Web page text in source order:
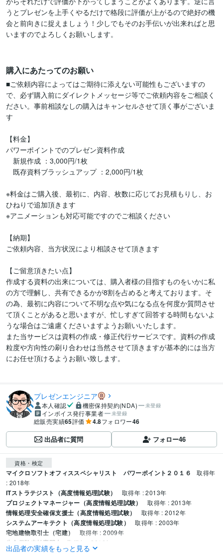
うとプレゼンを上手くやるだけで格段に評価が上がるので絶好の機
会と前向きに捉えましょう！少しでもそのお手伝いが出来ればと思
いますのでよろしくお願いします。
購入にあたってのお願い
■ご依頼内容によってはご期待に添えない可能性もございますの
で、必ず購入前にダイレクトメッセージ等でご依頼内容をご相談く
ださい。事前相談なしの購入はキャンセルさせて頂く事がございま
す
【料金】
パワーポイントでのプレゼン資料作成
新規作成 ：3,000円/1枚
既存資料ブラッシュアップ ：2,000円/1枚
※料金はご購入後、最初に、内容、枚数に応じてお見積もりし、お
ひねりで追加頂きます
※アニメーションも対応可能ですのでご相談ください
【納期】
ご依頼内容、当方状況により相談させて頂きます
【ご留意頂きたい点】
作成する資料の出来については、購入者様の目指すものをいかに私
の方で理解し、共有できるかが8割を占めると考えております。そ
の為、最初に内容について不明な点や気になる点を何度か質問させ
て頂くことがあると思いますが、忙しすぎて回答する時間もないよ
うな場合はご遠慮くださいますようお願いいたします。
また当サービスは資料の作成・修正代行サービスです。資料の作成
粒度や方向性の刷り合わせは当然させて頂きますが基本的には当方
にお任せ頂けるようお願い致します。
プレゼンエンジニア
本人確認 機密保持契約(NDA) 未登録
インボイス発行事業者 未登録
総販売実績65評価 4.8フォロワー46
出品者に質問 フォロー46
資格・検定
マイクロソフトオフィススペシャリスト パワーポイント２０１６
取得年
: 2018年
ITストラテジスト（高度情報処理試験） 取得年 : 2013年
プロジェクトマネージャー（高度情報処理試験） 取得年 : 2013年
情報処理安全確保支援士（高度情報処理試験） 取得年 : 2012年
システムアーキテクト（高度情報処理試験） 取得年 : 2003年
宅地建物取引士（宅建） 取得年 : 2009年
生命保険支払専門士 取得年 : 2016年
ITサービスマネージャー（高度情報処理試験）
出品者の実績をもっと見る